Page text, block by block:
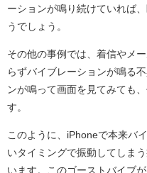
ーションが鳴り続けていれば
うでしょう。
その他の事例では、着信やメ
らずバイブレーションが鳴る
ンが鳴って画面を見てみても
す。
このように、iPhoneで本来バ
いタイミングで振動してしま
います。このゴーストバイブ